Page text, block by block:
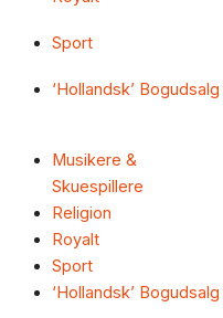
Sport
‘Hollandsk’ Bogudsalg
Musikere &
Skuespillere
Religion
Royalt
Sport
‘Hollandsk’ Bogudsalg